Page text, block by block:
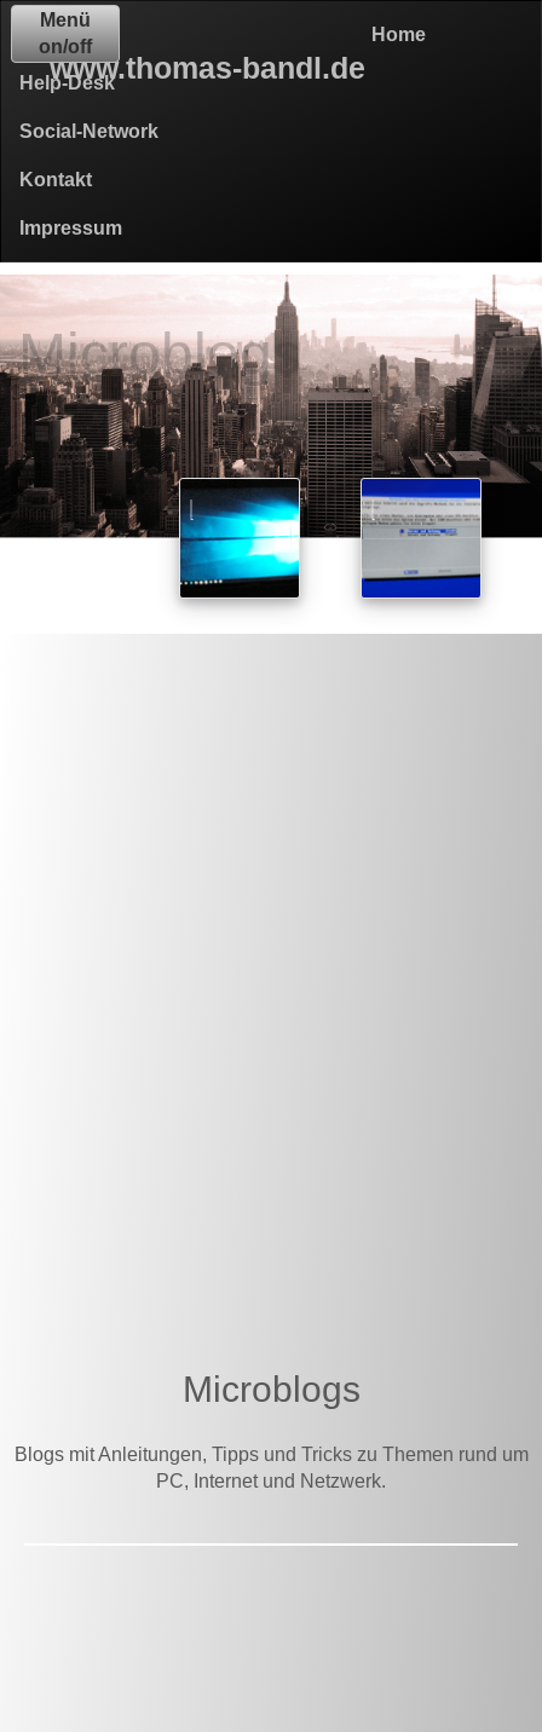
www.thomas-bandl.de
Home
Help-Desk
Social-Network
Kontakt
Impressum
Menü
on/off
Microblogs
Microblogs
Blogs mit Anleitungen, Tipps und Tricks zu Themen rund um
PC, Internet und Netzwerk.